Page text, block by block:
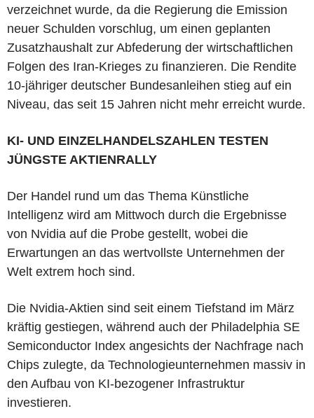
verzeichnet wurde, da die Regierung die Emission
neuer Schulden vorschlug, um einen geplanten
Zusatzhaushalt zur Abfederung der wirtschaftlichen
Folgen des Iran-Krieges zu finanzieren. Die Rendite
10-jähriger deutscher Bundesanleihen stieg auf ein
Niveau, das seit 15 Jahren nicht mehr erreicht wurde.
KI- UND EINZELHANDELSZAHLEN TESTEN
JÜNGSTE AKTIENRALLY
Der Handel rund um das Thema Künstliche
Intelligenz wird am Mittwoch durch die Ergebnisse
von Nvidia auf die Probe gestellt, wobei die
Erwartungen an das wertvollste Unternehmen der
Welt extrem hoch sind.
Die Nvidia-Aktien sind seit einem Tiefstand im März
kräftig gestiegen, während auch der Philadelphia SE
Semiconductor Index angesichts der Nachfrage nach
Chips zulegte, da Technologieunternehmen massiv in
den Aufbau von KI-bezogener Infrastruktur
investieren.